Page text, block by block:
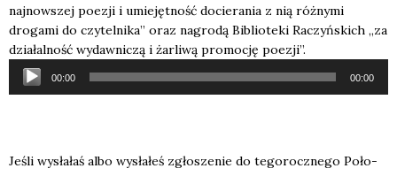
najnowszej poezji i umiejętność docierania z nią różnymi
drogami do czytelnika” oraz nagrodą Biblioteki Raczyńskich „za
działalność wydawniczą i żarliwą promocję poezji”.
Odtwarzacz
plików
00:00 00:00
Jeśli wysła­łaś albo wysła­łeś zgło­sze­nie do tego­rocz­ne­go Poło­